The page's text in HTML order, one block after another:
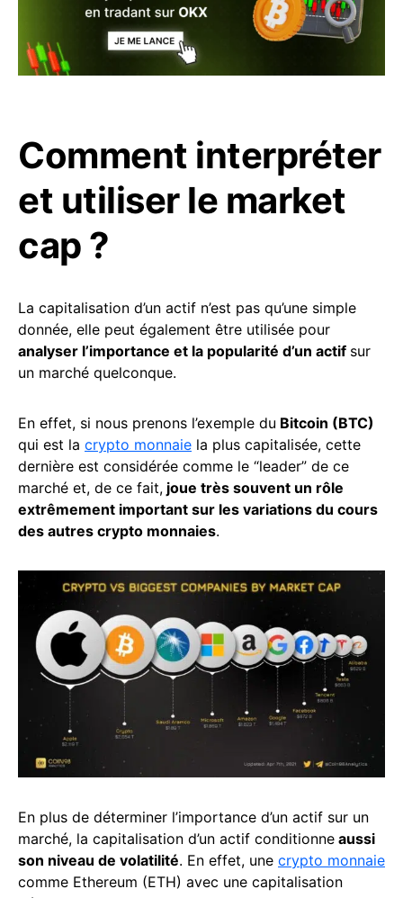
Comment interpréter
et utiliser le market
cap ?
La capitalisation d’un actif n’est pas qu’une simple
donnée, elle peut également être utilisée pour
analyser l’importance et la popularité d’un actif sur
un marché quelconque.
En effet, si nous prenons l’exemple du Bitcoin (BTC)
qui est la crypto monnaie la plus capitalisée, cette
dernière est considérée comme le “leader” de ce
marché et, de ce fait, joue très souvent un rôle
extrêmement important sur les variations du cours
des autres crypto monnaies.
En plus de déterminer l’importance d’un actif sur un
marché, la capitalisation d’un actif conditionne aussi
son niveau de volatilité. En effet, une crypto monnaie
comme Ethereum (ETH) avec une capitalisation